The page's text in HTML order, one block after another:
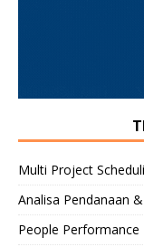
Multi Project
Analisa Pendanaan
People